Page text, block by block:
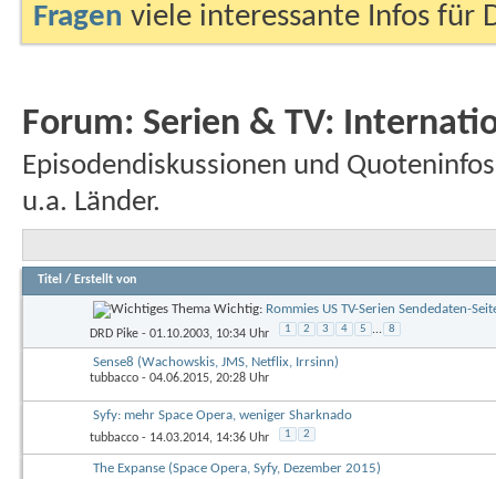
Fragen viele interessante Infos für
Forum: Serien & TV:
Episodendiskussionen und
u.a. Länder.
Titel / Erstellt von
Wichtig: Rommies US TV-Serien Sendedaten-
DRD Pike - 01.10.2003, 10:34 Uhr 1 2 3 4 5 ... 8
Sense8 (Wachowskis, JMS, Netflix, Irrsinn)
tubbacco - 04.06.2015, 20:28 Uhr
Syfy: mehr Space Opera, weniger Sharknado
tubbacco - 14.03.2014, 14:36 Uhr 1 2
The Expanse (Space Opera, Syfy, Dezember 2015)